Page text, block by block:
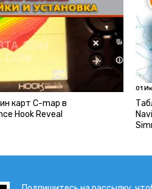
карт C-map в
Hook Reveal
01